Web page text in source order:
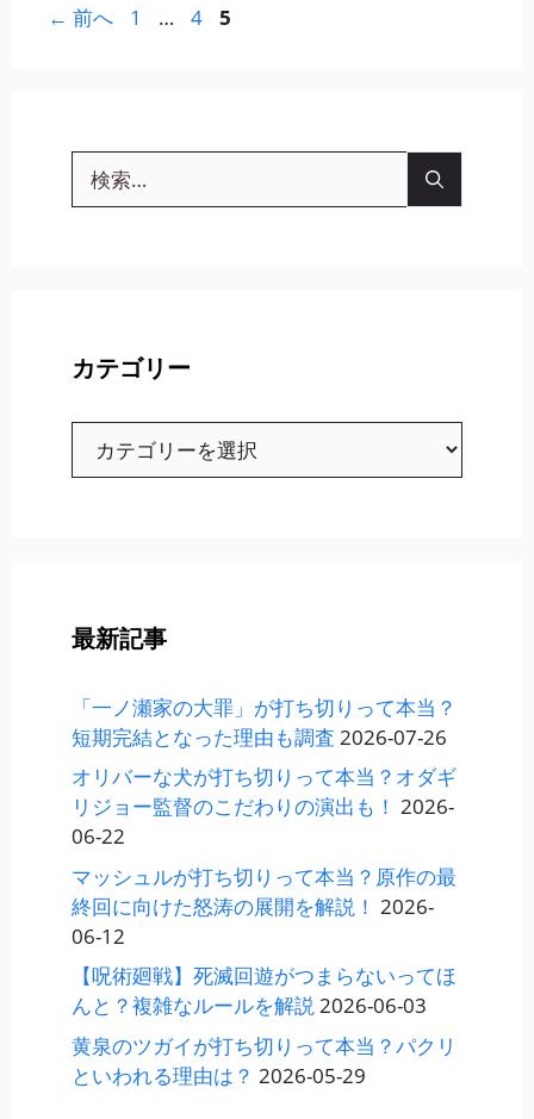
← 前へ
ペ
1 …
ペ
4
ペ
5
索:
カテゴリー
最新記事
「一ノ瀬家の大罪」が打ち切りって本当？
短期完結となった理由も調査 2026-07-26
オリバーな犬が打ち切りって本当？オダギ
リジョー監督のこだわりの演出も！ 2026-
06-22
マッシュルが打ち切りって本当？原作の最
終回に向けた怒涛の展開を解説！ 2026-
06-12
【呪術廻戦】死滅回遊がつまらないってほ
んと？複雑なルールを解説2026-06-03
黄泉のツガイが打ち切りって本当？パクリ
といわれる理由は？ 2026-05-29